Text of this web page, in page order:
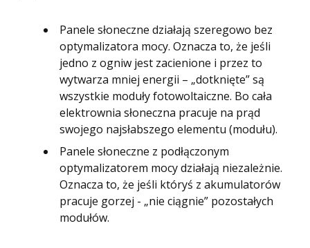
Panele słoneczne działają szeregowo bez
optymalizatora mocy. Oznacza to, że jeśli
jedno z ogniw jest zacienione i przez to
wytwarza mniej energii – „dotknięte” są
wszystkie moduły fotowoltaiczne. Bo cała
elektrownia słoneczna pracuje na prąd
swojego najsłabszego elementu (modułu).
Panele słoneczne z podłączonym
optymalizatorem mocy działają niezależnie.
Oznacza to, że jeśli któryś z akumulatorów
pracuje gorzej - „nie ciągnie” pozostałych
modułów.